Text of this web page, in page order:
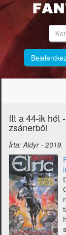
Ugrás
tartalomra
Itt a 44-ik hét
zsánerből
Írta:Aldyr- 2019.